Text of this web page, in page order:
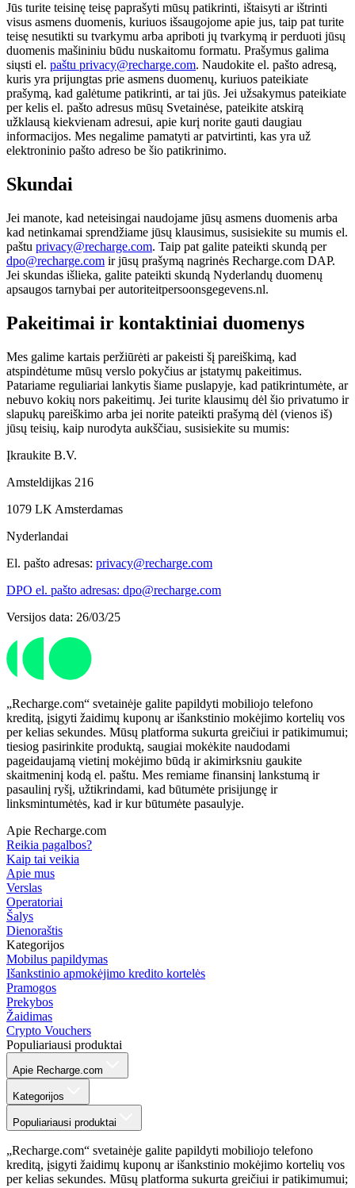
Jūs turite teisinę teisę paprašyti mūsų patikrinti, ištaisyti ar ištrinti
visus asmens duomenis, kuriuos išsaugojome apie jus, taip pat turite
teisę nesutikti su tvarkymu arba apriboti jų tvarkymą ir perduoti jūsų
duomenis mašininiu būdu nuskaitomu formatu. Prašymus galima
siųsti el. paštu privacy@recharge.com. Naudokite el. pašto adresą,
kuris yra prijungtas prie asmens duomenų, kuriuos pateikiate
prašymą, kad galėtume patikrinti, ar tai jūs. Jei užsakymus pateikiate
per kelis el. pašto adresus mūsų Svetainėse, pateikite atskirą
užklausą kiekvienam adresui, apie kurį norite gauti daugiau
informacijos. Mes negalime pamatyti ar patvirtinti, kas yra už
elektroninio pašto adreso be šio patikrinimo.
Skundai
Jei manote, kad neteisingai naudojame jūsų asmens duomenis arba
kad netinkamai sprendžiame jūsų klausimus, susisiekite su mumis el.
paštu privacy@recharge.com. Taip pat galite pateikti skundą per
dpo@recharge.com ir jūsų prašymą nagrinės Recharge.com DAP.
Jei skundas išlieka, galite pateikti skundą Nyderlandų duomenų
apsaugos tarnybai per autoriteitpersoonsgegevens.nl.
Pakeitimai ir kontaktiniai duomenys
Mes galime kartais peržiūrėti ar pakeisti šį pareiškimą, kad
atspindėtume mūsų verslo pokyčius ar įstatymų pakeitimus.
Patariame reguliariai lankytis šiame puslapyje, kad patikrintumėte, ar
nebuvo kokių nors pakeitimų. Jei turite klausimų dėl šio privatumo ir
slapukų pareiškimo arba jei norite pateikti prašymą dėl (vienos iš)
jūsų teisių, kaip nurodyta aukščiau, susisiekite su mumis:
Įkraukite B.V.
Amsteldijkas 216
1079 LK Amsterdamas
Nyderlandai
El. pašto adresas: privacy@recharge.com
DPO el. pašto adresas: dpo@recharge.com
Versijos data: 26/03/25
„Recharge.com“ svetainėje galite papildyti mobiliojo telefono
kreditą, įsigyti žaidimų kuponų ar išankstinio mokėjimo kortelių vos
per kelias sekundes. Mūsų platforma sukurta greičiui ir patikimumui;
tiesiog pasirinkite produktą, saugiai mokėkite naudodami
pageidaujamą vietinį mokėjimo būdą ir akimirksniu gaukite
skaitmeninį kodą el. paštu. Mes remiame finansinį lankstumą ir
pasaulinį ryšį, užtikrindami, kad būtumėte prisijungę ir
linksmintumėtės, kad ir kur būtumėte pasaulyje.
Apie Recharge.com
Reikia pagalbos?
Kaip tai veikia
Apie mus
Verslas
Operatoriai
Šalys
Dienoraštis
Kategorijos
Mobilus papildymas
Išankstinio apmokėjimo kredito kortelės
Pramogos
Prekybos
Žaidimas
Crypto Vouchers
Populiariausi produktai
Apie Recharge.com
Kategorijos
Populiariausi produktai
„Recharge.com“ svetainėje galite papildyti mobiliojo telefono
kreditą, įsigyti žaidimų kuponų ar išankstinio mokėjimo kortelių vos
per kelias sekundes. Mūsų platforma sukurta greičiui ir patikimumui;